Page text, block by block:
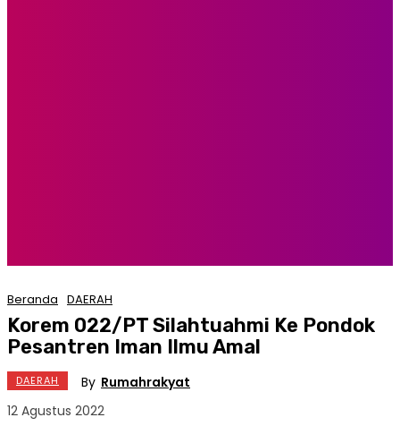
Beranda DAERAH
Korem 022/PT Silahtuahmi Ke Pondok
Pesantren Iman Ilmu Amal
DAERAH By Rumahrakyat
12 Agustus 2022